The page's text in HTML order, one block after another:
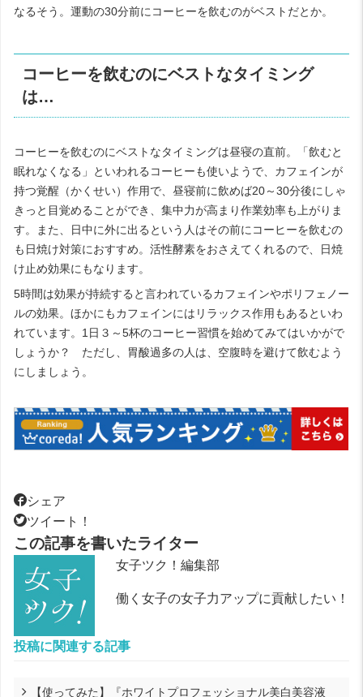
なるそう。運動の30分前にコーヒーを飲むのがベストだとか。
コーヒーを飲むのにベストなタイミング
は…
コーヒーを飲むのにベストなタイミングは昼寝の直前。「飲むと
眠れなくなる」といわれるコーヒーも使いようで、カフェインが
持つ覚醒（かくせい）作用で、昼寝前に飲めば20～30分後にしゃ
きっと目覚めることができ、集中力が高まり作業効率も上がりま
す。また、日中に外に出るという人はその前にコーヒーを飲むの
も日焼け対策におすすめ。活性酵素をおさえてくれるので、日焼
け止め効果にもなります。
5時間は効果が持続すると言われているカフェインやポリフェノー
ルの効果。ほかにもカフェインにはリラックス作用もあるといわ
れています。1日３～5杯のコーヒー習慣を始めてみてはいかがで
しょうか？ ただし、胃酸過多の人は、空腹時を避けて飲むよう
にしましょう。
シェア
ツイート！
この記事を書いたライター
女子ツク！編集部
働く女子の女子力アップに貢献したい！
投稿に関連する記事
【使ってみた】『ホワイトプロフェッショナル美白美容液